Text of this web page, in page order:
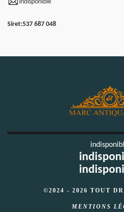
indisponible
Siret:537 687 048
©2024 - 2026 TOUT
MENTIONS